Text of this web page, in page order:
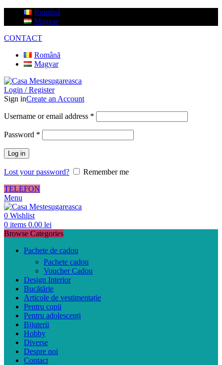
Română
Magyar
CONTACT
Română
Magyar
Login / Register
Sign inCreate an Account
Username or email address *
Password *
Log in
Lost your password?
Remember me
TELEFON
Menu
0 Wishlist
0 items 0.00 lei
Browse Categories
Pachete de cadou
Pachete cadou
Voucher Cadou
Design Interior
Bucătărie
Articole de vestimentație
Pentru copii
Pentru adolescenți
Bijuterii
Hobby
Diverse
Despre noi
Contact